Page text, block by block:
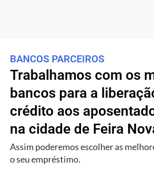
BANCOS PARCEIROS
Trabalhamos com os
bancos para a
crédito aos
na cidade de Feira
Assim poderemos escolher as
o seu empréstimo.